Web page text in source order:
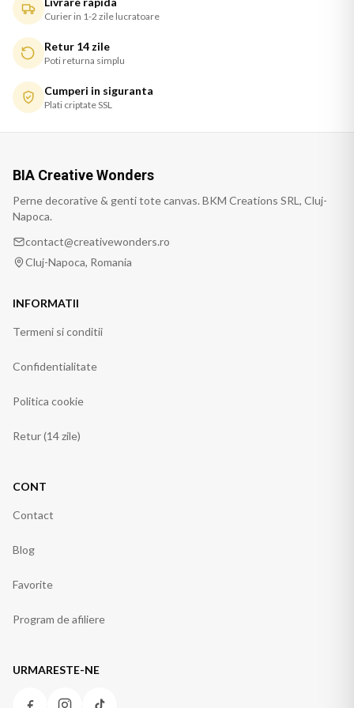
Curier in 1-2 zile lucratoare
Retur 14 zile
Poti returna simplu
Cumperi in siguranta
Plati criptate SSL
BIA Creative Wonders
Perne decorative & genti tote canvas. BKM Creations SRL, Cluj-
Napoca.
contact@creativewonders.ro
Cluj-Napoca, Romania
INFORMATII
Termeni si conditii
Confidentialitate
Politica cookie
Retur (14 zile)
CONT
Contact
Blog
Favorite
Program de afiliere
URMARESTE-NE